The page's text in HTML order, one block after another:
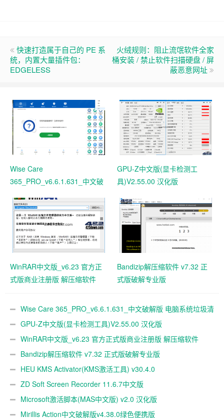
快速打造属于自己的 PE 系
统，内置大量插件包：
EDGELESS
火绒规则：阻止流氓软件全家
桶安装 / 禁止软件扫描硬盘 / 屏
蔽恶意网址
Wise Care
365_PRO_v6.6.1.631_中文破
GPU-Z中文版(显卡检测工
具)V2.55.00 汉化版
WinRAR中文版_v6.23 官方正
式版商业注册版 解压缩软件
Bandizip解压缩软件 v7.32 正
式版破解专业版
Wise Care 365_PRO_v6.6.1.631_中文破解版 电脑系统垃圾清
理软件GPU-Z中文版(显卡检测工具)V2.55.00 汉化版
WinRAR中文版_v6.23 官方正式版商业注册版 解压缩软件
Bandizip解压缩软件 v7.32 正式版破解专业版
HEU KMS Activator(KMS激活工具) v30.4.0
ZD Soft Screen Recorder 11.6.7中文版
Microsoft激活脚本(MAS中文版) v2.0 汉化版
Mirillis Action中文破解版v4.38.0绿色便携版